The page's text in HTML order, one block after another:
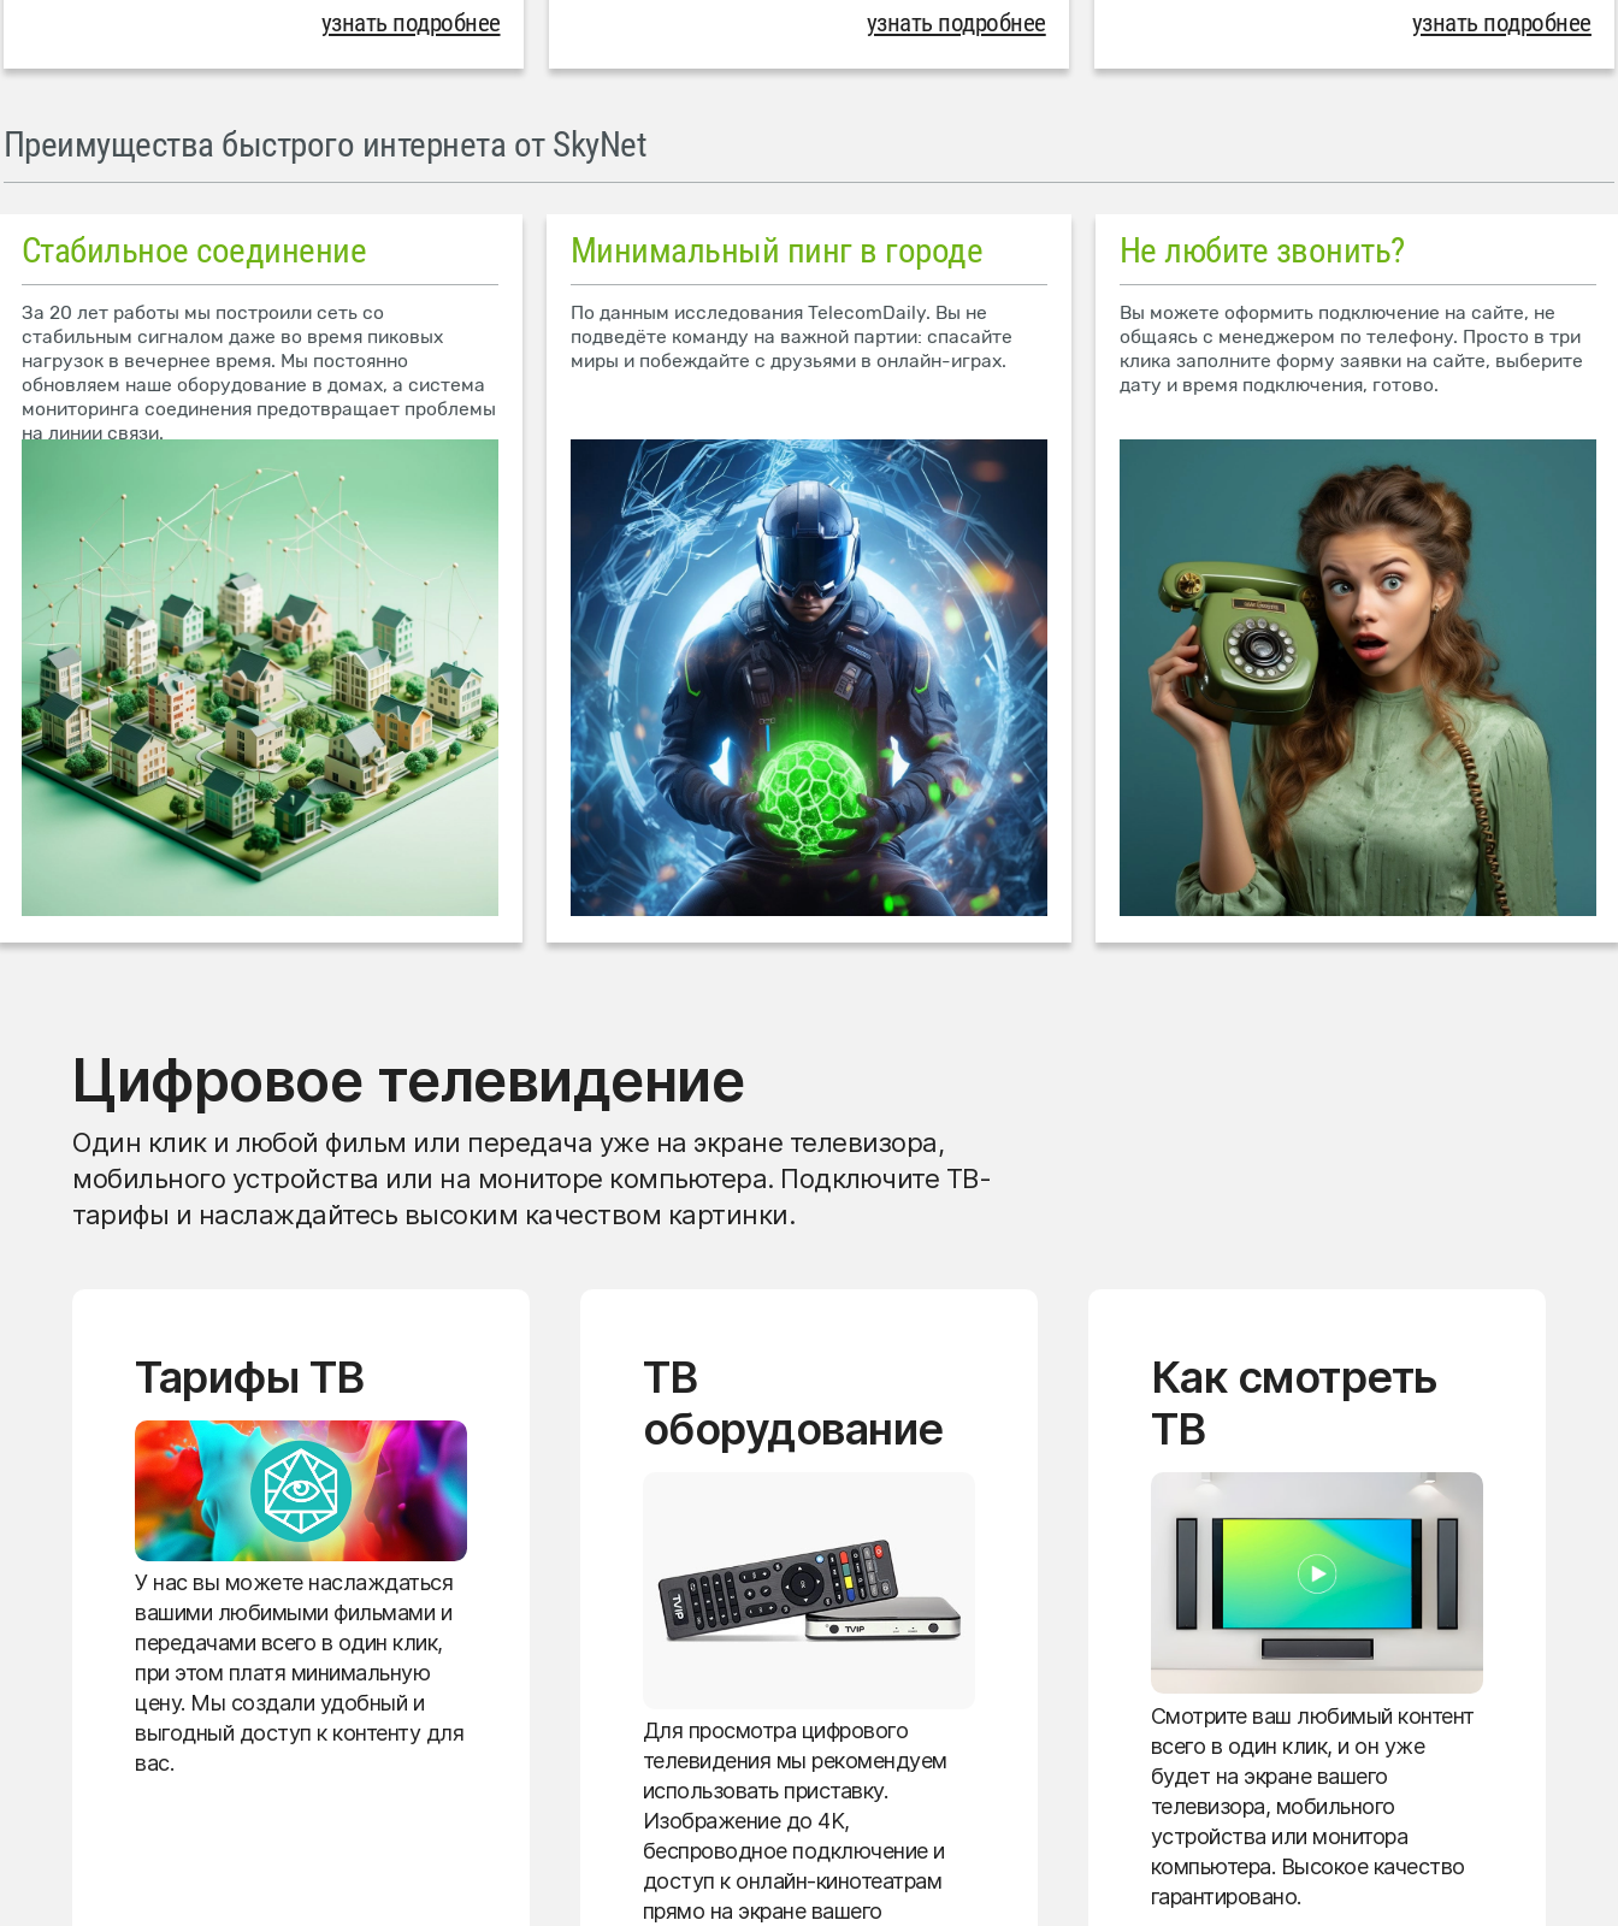
узнать подробнее узнать подробнее узнать подробнее
Преимущества быстрого интернета от SkyNet
Стабильное соединение
За 20 лет работы мы построили сеть со
стабильным сигналом даже во время пиковых
нагрузок в вечернее время. Мы постоянно
обновляем наше оборудование в домах, а система
мониторинга соединения предотвращает проблемы
на линии связи.
Минимальный пинг в городе
По данным исследования TelecomDaily. Вы не
подведёте команду на важной партии: спасайте
миры и побеждайте с друзьями в онлайн-играх.
Не любите звонить?
Вы можете оформить подключение на сайте, не
общаясь с менеджером по телефону. Просто в три
клика заполните форму заявки на сайте, выберите
дату и время подключения, готово.
Цифровое телевидение
Один клик и любой фильм или передача уже на экране телевизора,
мобильного устройства или на мониторе компьютера. Подключите ТВ-
тарифы и наслаждайтесь высоким качеством картинки.
Тарифы ТВ
У нас вы можете наслаждаться
вашими любимыми фильмами и
передачами всего в один клик,
при этом платя минимальную
цену. Мы создали удобный и
выгодный доступ к контенту для
вас.
ТВ
оборудование
Для просмотра цифрового
телевидения мы рекомендуем
использовать приставку.
Изображение до 4K,
беспроводное подключение и
доступ к онлайн-кинотеатрам
прямо на экране вашего
Как смотреть
ТВ
Смотрите ваш любимый контент
всего в один клик, и он уже
будет на экране вашего
телевизора, мобильного
устройства или монитора
компьютера. Высокое качество
гарантировано.